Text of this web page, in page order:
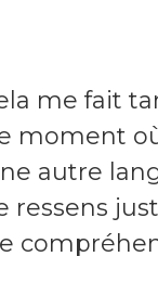
me fait
moment
autre
ressens